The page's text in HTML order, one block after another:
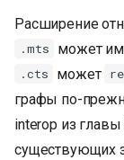
Расширение
.mts может
.cts может
графы по-
interop из главы
существующих